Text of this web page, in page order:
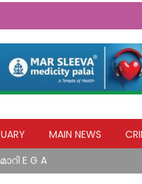
MAIN NEWS
ബി ഗോപകുമാർ MLAയുടെ
ജീവൻരക്ഷാ
E G A
കൃഷിനാശം